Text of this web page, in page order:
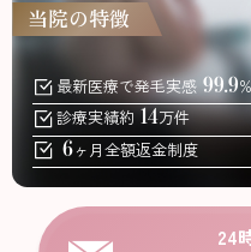
当院の特徴
最新医療で発毛実感 99.9%
診療実績約 14万件
6ヶ月全額返金制度
24